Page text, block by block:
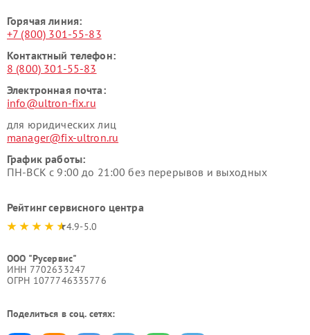
Горячая линия:
+7 (800) 301-55-83
Контактный телефон:
8 (800) 301-55-83
Электронная почта:
info@ultron-fix.ru
для юридических лиц
manager@fix-ultron.ru
График работы:
ПН-ВСК с 9:00 до 21:00 без перерывов и выходных
Рейтинг сервисного центра
4.9-5.0
ООО "Русервис"
ИНН 7702633247
ОГРН 1077746335776
Поделиться в соц. сетях: